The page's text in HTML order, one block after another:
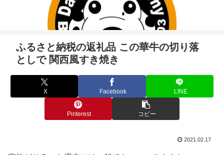
ふるさと納税の返礼品 この華牛の切り落
としで 関西風すき焼き
X Facebook LINE
Pinterest コピー
2021.02.17